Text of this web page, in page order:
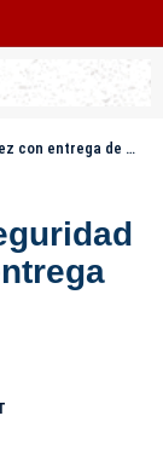
y chalecos reflectores